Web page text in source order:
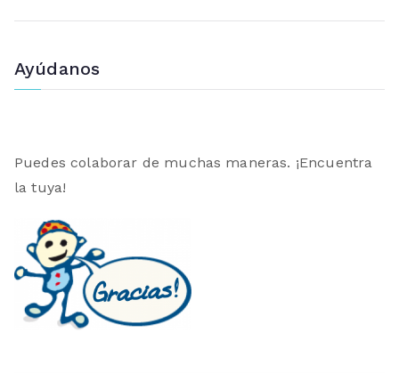
Ayúdanos
Puedes colaborar de muchas maneras. ¡Encuentra
la tuya!